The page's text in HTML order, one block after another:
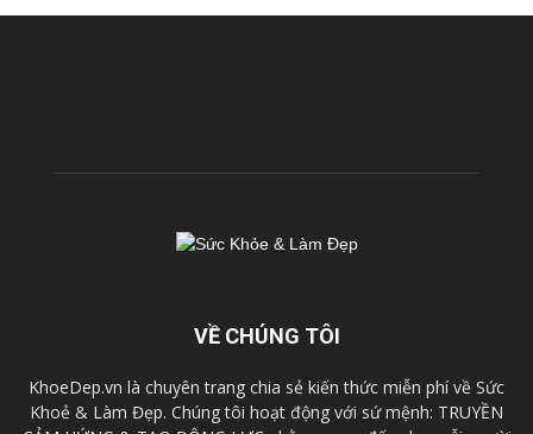
VỀ CHÚNG TÔI
KhoeDep.vn là chuyên trang chia sẻ kiến thức miễn phí về Sức
Khoẻ & Làm Đẹp. Chúng tôi hoạt động với sứ mệnh: TRUYỀN